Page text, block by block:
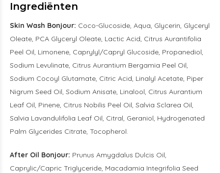
Ingrediënten
Skin Wash Bonjour: Coco-Glucoside, Aqua, Glycerin, Glyceryl
Oleate, PCA Glyceryl Oleate, Lactic Acid, Citrus Aurantifolia
Peel Oil, Limonene, Caprylyl/Capryl Glucoside, Propanediol,
Sodium Levulinate, Citrus Aurantium Bergamia Peel Oil,
Sodium Cocoyl Glutamate, Citric Acid, Linalyl Acetate, Piper
Nigrum Seed Oil, Sodium Anisate, Linalool, Citrus Aurantium
Leaf Oil, Pinene, Citrus Nobilis Peel Oil, Salvia Sclarea Oil,
Salvia Lavandulifolia Leaf Oil, Citral, Geraniol, Hydrogenated
Palm Glycerides Citrate, Tocopherol.
After Oil Bonjour: Prunus Amygdalus Dulcis Oil,
Caprylic/Capric Triglyceride, Macadamia Integrifolia Seed